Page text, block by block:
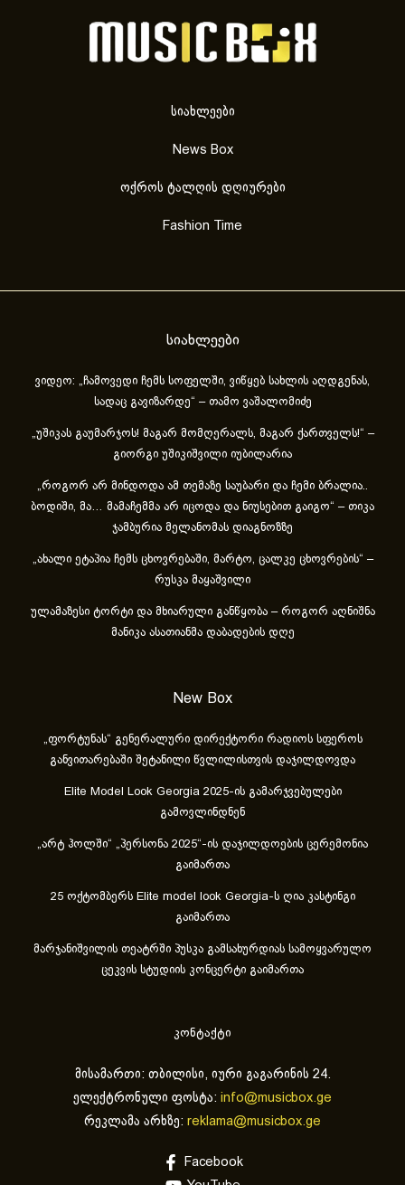
სიახლეები
News Box
ოქროს ტალღის დღიურები
Fashion Time
სიახლეები
ვიდეო: „ჩამოვედი ჩემს სოფელში, ვიწყებ სახლის აღდგენას,
სადაც გავიზარდე“ – თამო ვაშალომიძე
„უშიკას გაუმარჯოს! მაგარ მომღერალს, მაგარ ქართველს!“ –
გიორგი უშიკიშვილი იუბილარია
„როგორ არ მინდოდა ამ თემაზე საუბარი და ჩემი ბრალია..
ბოდიში, მა… მამაჩემმა არ იცოდა და ნიუსებით გაიგო“ – თიკა
ჯამბურია მელანომას დიაგნოზზე
„ახა­ლი ეტა­პია ჩემს ცხოვ­რე­ბა­ში, მარ­ტო, ცალ­კე ცხოვ­რე­ბის“ –
რუსკა მაყაშვილი
ულამაზესი ტორტი და მხიარული განწყობა – როგორ აღნიშნა
მანიკა ასათიანმა დაბადების დღე
New Box
„ფორტუნას“ გენერალური დირექტორი რადიოს სფეროს
განვითარებაში შეტანილი წვლილისთვის დაჯილდოვდა
Elite Model Look Georgia 2025-ის გამარჯვებულები
გამოვლინდნენ
„არტ ჰოლში“ „პერსონა 2025“-ის დაჯილდოების ცერემონია
გაიმართა
25 ოქტომბერს Elite model look Georgia-ს ღია კასტინგი
გაიმართა
მარჯანიშვილის თეატრში პუსკა გამსახურდიას სამოყვარულო
ცეკვის სტუდიის კონცერტი გაიმართა
კონტაქტი
მისამართი: თბილისი, იური გაგარინის 24.
ელექტრონული ფოსტა: info@musicbox.ge
რეკლამა არხზე: reklama@musicbox.ge
Facebook